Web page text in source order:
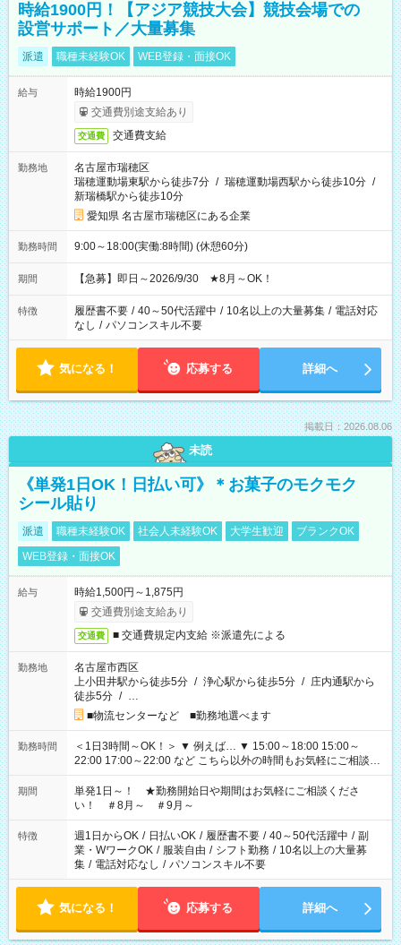
時給1900円！【アジア競技大会】競技会場での
設営サポート／大量募集
派遣 職種未経験OK WEB登録・面接OK
給与
時給1900円
交通費別途支給あり
交通費 交通費支給
勤務地
名古屋市瑞穂区
瑞穂運動場東駅から徒歩7分 / 瑞穂運動場西駅から徒歩10分 /
新瑞橋駅から徒歩10分
愛知県 名古屋市瑞穂区にある企業
勤務時間 9:00～18:00(実働:8時間) (休憩60分)
期間 【急募】即日～2026/9/30 ★8月～OK！
特徴 履歴書不要 / 40～50代活躍中 / 10名以上の大量募集 / 電話対応
なし / パソコンスキル不要
気になる！ 応募する 詳細へ
掲載日：2026.08.06
未読
《単発1日OK！日払い可》＊お菓子のモクモク
シール貼り
派遣 職種未経験OK 社会人未経験OK 大学生歓迎
ブランクOK
WEB登録・面接OK
給与
時給1,500円～1,875円
交通費別途支給あり
交通費 ■ 交通費規定内支給 ※派遣先による
勤務地
名古屋市西区
上小田井駅から徒歩5分 / 浄心駅から徒歩5分 / 庄内通駅から
徒歩5分 / …
■物流センターなど ■勤務地選べます
勤務時間
＜1日3時間～OK！＞ ▼ 例えば… ▼ 15:00～18:00 15:00～
22:00 17:00～22:00 など こちら以外の時間もお気軽にご相談く
ださい！
期間
単発1日～！ ★勤務開始日や期間はお気軽にご相談くださ
い！ ＃8月～ ＃9月～
特徴 週1日からOK / 日払いOK / 履歴書不要 / 40～50代活躍中 / 副
業・WワークOK / 服装自由 / シフト勤務 / 10名以上の大量募
集 / 電話対応なし / パソコンスキル不要
気になる！ 応募する 詳細へ